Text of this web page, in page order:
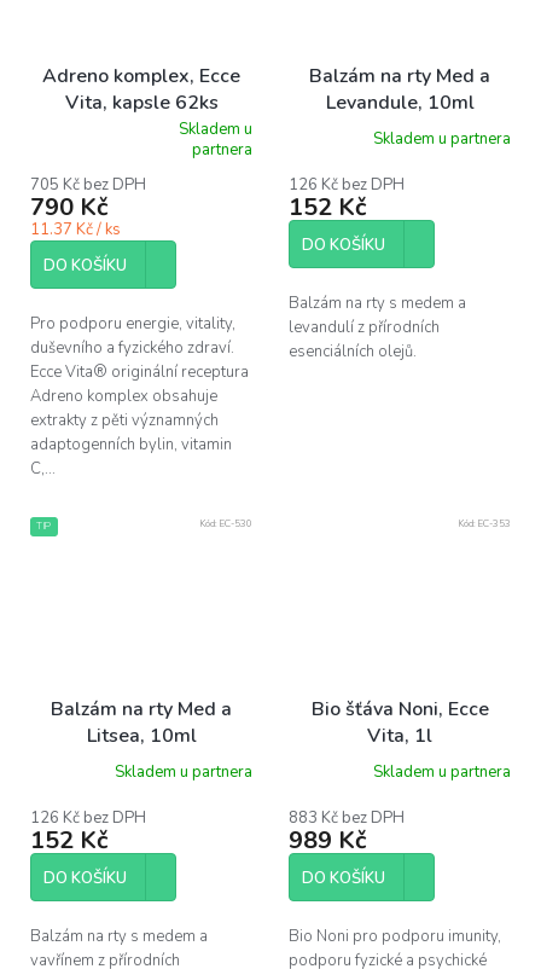
Adreno komplex, Ecce
Vita, kapsle 62ks
produktu
je
5,0
z
hvězdiček.
Skladem u
partnera
705 Kč bez DPH
790 Kč
11.37 Kč / ks
DO KOŠÍKU
Pro podporu energie, vitality,
duševního a fyzického zdraví.
Ecce Vita® originální receptura
Adreno komplex obsahuje
extrakty z pěti významných
adaptogenních bylin, vitamin
C,...
Balzám na rty Med a
Levandule, 10ml
Skladem u partnera
126 Kč bez DPH
152 Kč
DO KOŠÍKU
Balzám na rty s medem a
levandulí z přírodních
esenciálních olejů.
TIP
Balzám na rty Med a
Litsea, 10ml
Skladem u partnera
126 Kč bez DPH
152 Kč
DO KOŠÍKU
Balzám na rty s medem a
vavřínem z přírodních
Kód: EC-530
Bio šťáva Noni, Ecce
Vita, 1l
Skladem u partnera
883 Kč bez DPH
989 Kč
DO KOŠÍKU
Bio Noni pro podporu imunity,
podporu fyzické a psychické
Kód: EC-353